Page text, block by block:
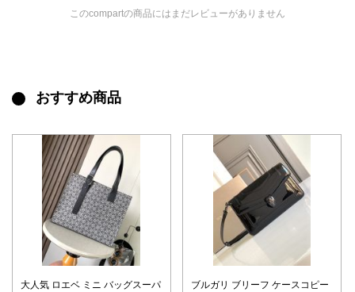
このcompartの商品にはまだレビューがありません
おすすめ商品
大人気 ロエベ ミニ バッグスーパ
ブルガリ ブリーフ ケースコピー